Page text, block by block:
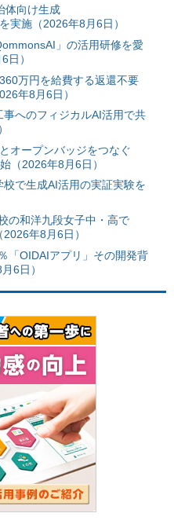
体向け生成
実施（2026年8月6日）
」の活用研修を愛
日）
万円を給費する返還不要
年8月6日）
へのフィジカルAI活用で共
オープンバッジをつなぐ
（2026年8月6日）
で生成AI活用の実証実験を
の和洋九段女子中・高で
年8月6日）
「OIDAIアプリ」その開発背
6日）